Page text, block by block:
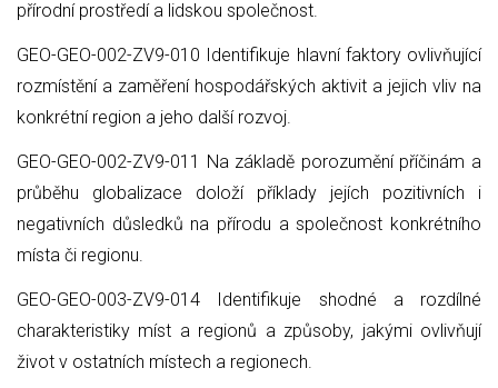
přírodní prostředí a lidskou společnost.
GEO-GEO-002-ZV9-010 Identifikuje hlavní faktory ovlivňující
rozmístění a zaměření hospodářských aktivit a jejich vliv na
konkrétní region a jeho další rozvoj.
GEO-GEO-002-ZV9-011 Na základě porozumění příčinám a
průběhu globalizace doloží příklady jejích pozitivních i
negativních důsledků na přírodu a společnost konkrétního
místa či regionu.
GEO-GEO-003-ZV9-014 Identifikuje shodné a rozdílné
charakteristiky míst a regionů a způsoby, jakými ovlivňují
život v ostatních místech a regionech.